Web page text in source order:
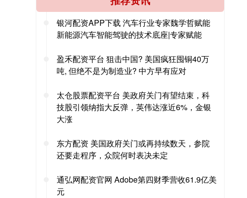
银河配资APP下载 汽车行业专家魏学哲赋能
新能源汽车智能驾驶的技术底座|专家赋能
盈禾配资平台 狙击中国? 美国疯狂囤铜40万
吨, 但绝不是为制造业? 中方早有应对
太仓股票配资平台 美政府关门有望结束，科
技股引领纳指大反弹，英伟达涨近6%，金银
大涨
东方配资 美国政府关门或再持续数天，参院
还要走程序，众院何时表决未定
通弘网配资官网 Adobe第四财季营收61.9亿美
元